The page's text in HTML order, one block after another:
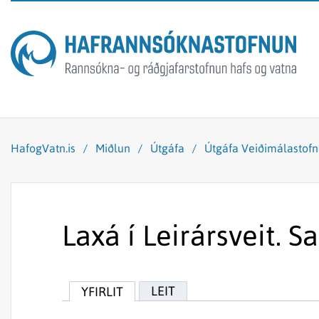
HafogVatn.is / Miðlun / Útgáfa / Útgáfa
Laxá í Leirársveit.
YFIRLIT LEIT